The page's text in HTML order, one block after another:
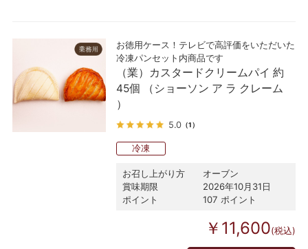
お徳用ケース！テレビで高評価をいただいた
冷凍パンセット内商品です
（業）カスタードクリームパイ 約
45個 （ショーソン ア ラ クレーム
）
5.0 （1）
冷凍
お召し上がり方
オーブン
賞味期限
2026年10月31日
ポイント
107 ポイント
￥11,600(税込)